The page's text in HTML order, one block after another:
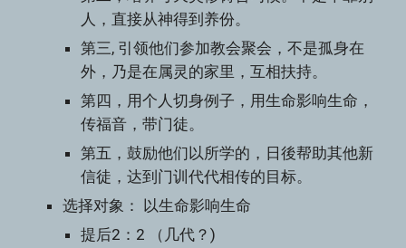
人，直接从神得到养份。
第三, 引领他们参加教会聚会，不是孤身在
外，乃是在属灵的家里，互相扶持。
第四，用个人切身例子，用生命影响生命，
传福音，带门徒。
第五，鼓励他们以所学的，日後帮助其他新
信徒，达到门训代代相传的目标。
选择对象： 以生命影响生命
提后2：2 （几代？)